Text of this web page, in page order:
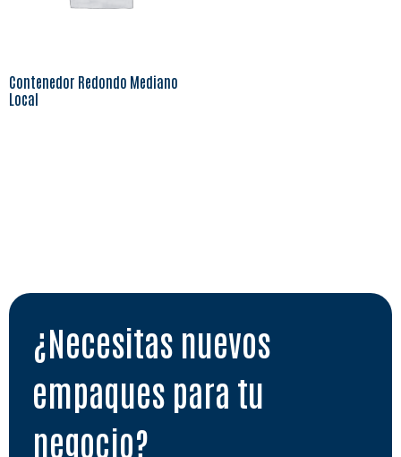
Contenedor Redondo Mediano
Local
¿Necesitas nuevos
empaques para tu
negocio?